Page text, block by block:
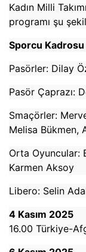
Kadın Milli
programı şu
Sporcu Kadrosu
Pasörler: Dilay
Pasör Çaprazı:
Smaçörler:
Melisa Bükmen,
Orta Oyuncular:
Karmen Aksoy
Libero: Selin
4 Kasım 2025
16.00 Türkiye-